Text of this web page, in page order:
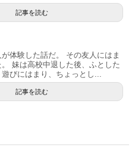
記事を読む
体験した話だ。 その友人にはま
妹は高校中退した後、ふとした
びにはまり、ちょっとし...
記事を読む